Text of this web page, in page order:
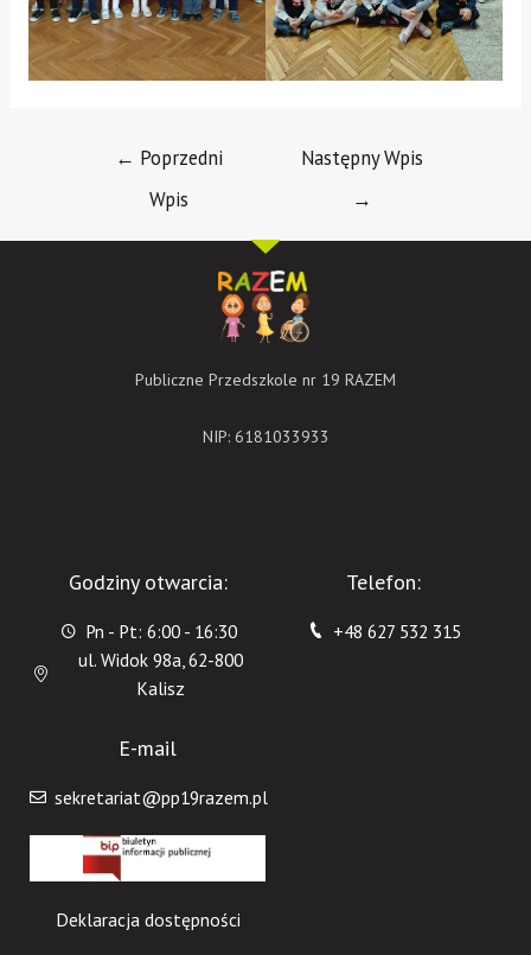
← Poprzedni
Wpis
Następny Wpis
→
Publiczne Przedszkole nr 19 RAZEM
NIP: 6181033933
Godziny otwarcia:
Pn - Pt: 6:00 - 16:30
ul. Widok 98a, 62-800
Kalisz
Telefon:
+48 627 532 315
E-mail
sekretariat@pp19razem.pl
Deklaracja dostępności